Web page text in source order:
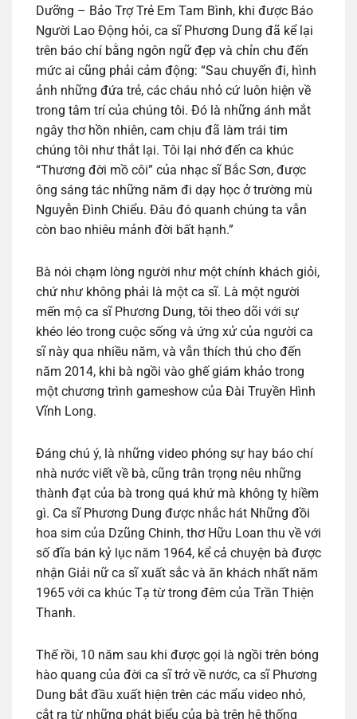
Dưỡng – Bảo Trợ Trẻ Em Tam Bình, khi được Báo
Người Lao Động hỏi, ca sĩ Phương Dung đã kể lại
trên báo chí bằng ngôn ngữ đẹp và chỉn chu đến
mức ai cũng phải cảm động: “Sau chuyến đi, hình
ảnh những đứa trẻ, các cháu nhỏ cứ luôn hiện về
trong tâm trí của chúng tôi. Đó là những ánh mắt
ngây thơ hồn nhiên, cam chịu đã làm trái tim
chúng tôi như thắt lại. Tôi lại nhớ đến ca khúc
“Thương đời mồ côi” của nhạc sĩ Bắc Sơn, được
ông sáng tác những năm đi dạy học ở trường mù
Nguyễn Đình Chiểu. Đâu đó quanh chúng ta vẫn
còn bao nhiêu mảnh đời bất hạnh.”
Bà nói chạm lòng người như một chính khách giỏi,
chứ như không phải là một ca sĩ. Là một người
mến mộ ca sĩ Phương Dung, tôi theo dõi với sự
khéo léo trong cuộc sống và ứng xử của người ca
sĩ này qua nhiều năm, và vẫn thích thú cho đến
năm 2014, khi bà ngồi vào ghế giám khảo trong
một chương trình gameshow của Đài Truyền Hình
Vĩnh Long.
Đáng chú ý, là những video phóng sự hay báo chí
nhà nước viết về bà, cũng trân trọng nêu những
thành đạt của bà trong quá khứ mà không tỵ hiềm
gì. Ca sĩ Phương Dung được nhắc hát Những đồi
hoa sim của Dzũng Chinh, thơ Hữu Loan thu về với
số đĩa bán kỷ lục năm 1964, kể cả chuyện bà được
nhận Giải nữ ca sĩ xuất sắc và ăn khách nhất năm
1965 với ca khúc Tạ từ trong đêm của Trần Thiện
Thanh.
Thế rồi, 10 năm sau khi được gọi là ngồi trên bóng
hào quang của đời ca sĩ trở về nước, ca sĩ Phương
Dung bắt đầu xuất hiện trên các mẩu video nhỏ,
cắt ra từ những phát biểu của bà trên hệ thống